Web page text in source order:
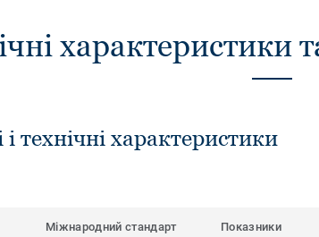
характеристики
технічні характеристики
Міжнародний стандарт Показники